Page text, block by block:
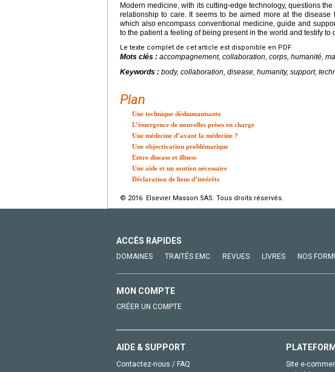
Modern medicine, with its cutting-edge technology, questions
relationship to care. It seems to be aimed more at the disease
which also encompass conventional medicine, guide and
to the patient a feeling of being present in the world and testify to
Le texte complet de cet article est disponible en PDF.
Mots clés : accompagnement, collaboration, corps, humanité,
Keywords : body, collaboration, disease, humanity, support,
Plan
Une technique déshumanisante
L’émergence de nouvelles prises en charge
Une médecine d’avant la médecine ?
Une objectivation problématique
Entre disease et illness
Une aide et un soutien nécessaire
Déclaration de liens d’intérêts
© 2016 Elsevier Masson SAS. Tous droits réservés.
ACCÈS RAPIDES
DOMAINES TRAITÉS EMC REVUES LIVRES NOS
MON COMPTE
CRÉER UN COMPTE
AIDE & SUPPORT
Contactez-nous / FAQ
Site e-